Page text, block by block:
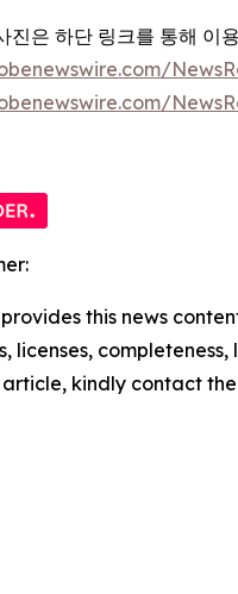
진은 하단 링크를 통해 이
provides this news
licenses,
kindly contact